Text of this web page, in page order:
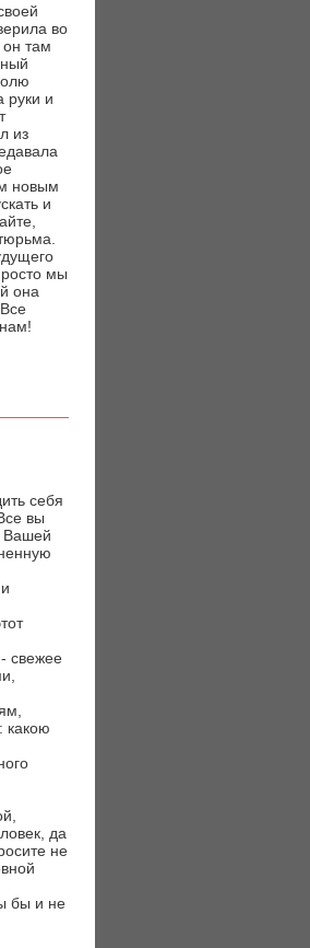
во
он там
руки и
из
новым
и
мы
она
себя
вы
Вашей
свежее
какою
да
не
бы и не